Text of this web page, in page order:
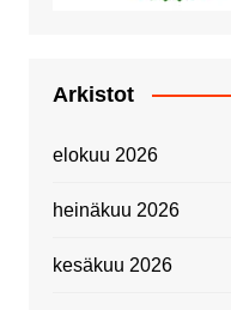
Arkistot
elokuu 2026
heinäkuu 2026
kesäkuu 2026